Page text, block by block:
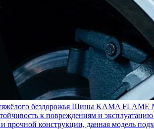
бездорожья Шины KAMA FLAME M/
к повреждениям и
прочной конструкции, данная модель